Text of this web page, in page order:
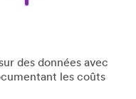
des données avec
les coûts